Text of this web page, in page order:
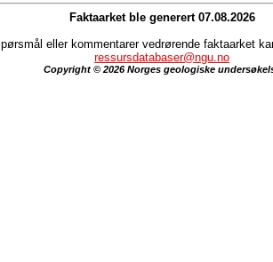
Faktaarket ble generert 07.08.2026
eller kommentarer vedrørende faktaarket
ressursdatabaser@ngu.no
Copyright © 2026 Norges geologiske